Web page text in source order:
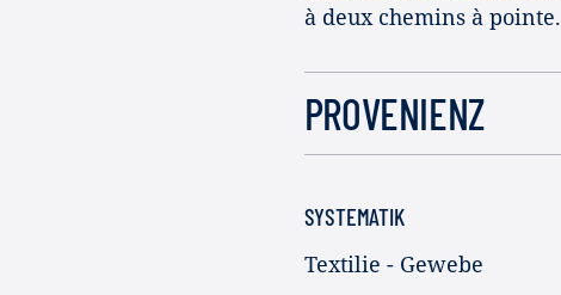
à deux chemins à pointe.
PROVENIENZ
SYSTEMATIK
Textilie - Gewebe